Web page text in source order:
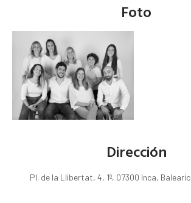
Foto
Dirección
Pl. de la Llibertat, 4, 1º, 07300 Inca,